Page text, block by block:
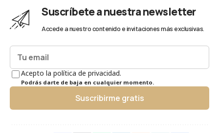
Suscríbete a nuestra newsletter
Accede a nuestro contenido e invitaciones más exclusivas.
Acepto la política de privacidad.
Podrás darte de baja en cualquier momento.
Suscribirme gratis